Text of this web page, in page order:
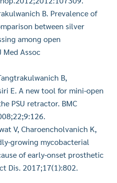
B. Prevalence of
between silver
among open
Assoc
B,
E. A new tool for mini-open
PSU retractor. BMC
V, Charoencholvanich K,
growing mycobacterial
of early-onset prosthetic
Dis. 2017;17(1):802.